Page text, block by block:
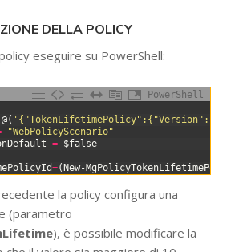
DELLA POLICY
eseguire su PowerShell:
PowerShell
@(
"WebPolicyScenario"
= $false
=( New-MgPolicyTokenLifetimePolicy
la policy configura una
(parametro
), è possibile modificare la